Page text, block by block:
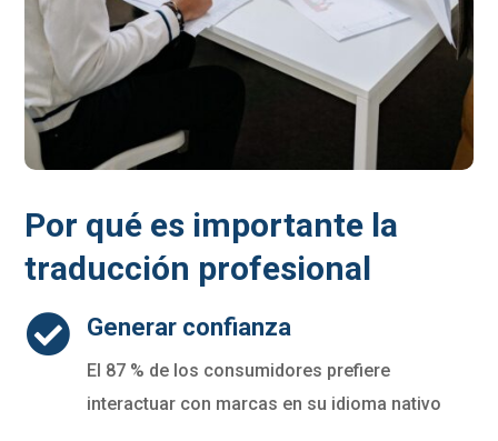
Por qué es importante la
traducción profesional
 Generar confianza
El 87 % de los consumidores prefiere
interactuar con marcas en su idioma nativo